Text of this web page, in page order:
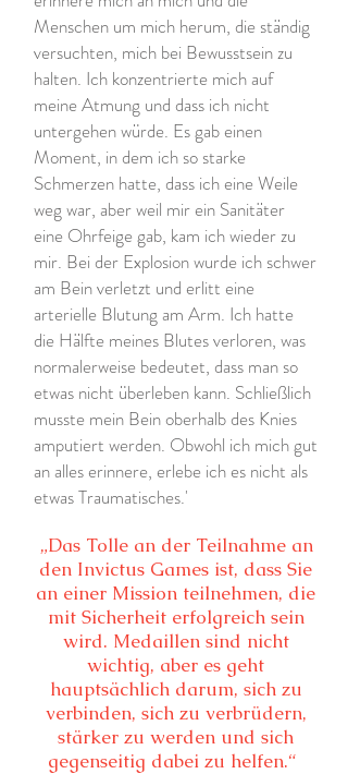
Menschen um mich herum, die ständig
versuchten, mich bei Bewusstsein zu
halten. Ich konzentrierte mich auf
meine Atmung und dass ich nicht
untergehen würde. Es gab einen
Moment, in dem ich so starke
Schmerzen hatte, dass ich eine Weile
weg war, aber weil mir ein Sanitäter
eine Ohrfeige gab, kam ich wieder zu
mir. Bei der Explosion wurde ich schwer
am Bein verletzt und erlitt eine
arterielle Blutung am Arm. Ich hatte
die Hälfte meines Blutes verloren, was
normalerweise bedeutet, dass man so
etwas nicht überleben kann. Schließlich
musste mein Bein oberhalb des Knies
amputiert werden. Obwohl ich mich gut
an alles erinnere, erlebe ich es nicht als
etwas Traumatisches.'
„Das Tolle an der Teilnahme an
den Invictus Games ist, dass Sie
an einer Mission teilnehmen, die
mit Sicherheit erfolgreich sein
wird. Medaillen sind nicht
wichtig, aber es geht
hauptsächlich darum, sich zu
verbinden, sich zu verbrüdern,
stärker zu werden und sich
gegenseitig dabei zu helfen.“